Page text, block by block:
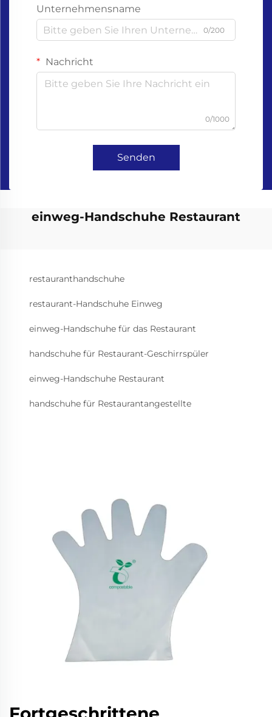
Unternehmensname
0/200
Nachricht
0/1000
Senden
einweg-Handschuhe Restaurant
restauranthandschuhe
restaurant-Handschuhe Einweg
einweg-Handschuhe für das Restaurant
handschuhe für Restaurant-Geschirrspüler
einweg-Handschuhe Restaurant
handschuhe für Restaurantangestellte